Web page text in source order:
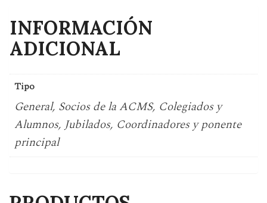
INFORMACIÓN
ADICIONAL
Tipo
General, Socios de la ACMS, Colegiados y
Alumnos, Jubilados, Coordinadores y ponente
principal